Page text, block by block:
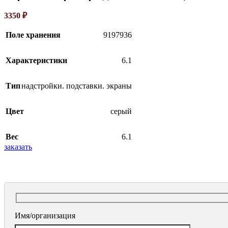
3350 ₽
Поле хранения 9197936
Характеристики 6.1
Типнадстройки. подставки. экраны
Цвет серый
Вес
6.1
заказать
Имя/организация